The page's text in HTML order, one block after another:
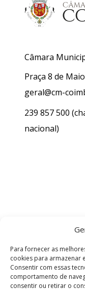
Para fornecer as
cookies para armazenar
Consentir com essas
comportamento de
consentir ou retirar o
Câmara
Praça 8 de
geral@cm-
239 857 500
nacional)